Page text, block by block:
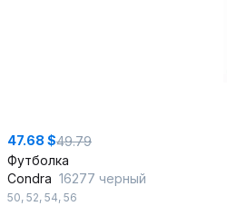
47.68 $49.79
Футболка
Condra 16277 черный
50, 52, 54, 56